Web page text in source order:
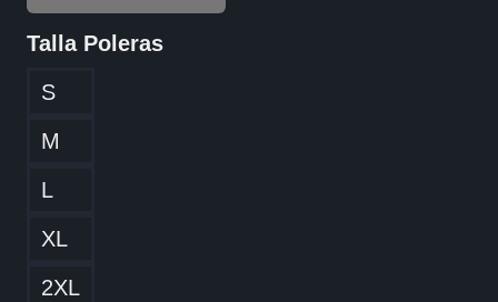
Talla Poleras
S
M
L
XL
2XL